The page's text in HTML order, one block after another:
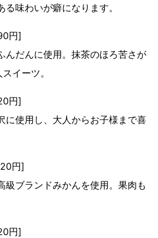
味わいが癖になります。
円]
んだんに使用。抹茶のほろ苦さが
イーツ。
円]
に使用し、大人からお子様まで喜
円]
級ブランドみかんを使用。果肉も
円]